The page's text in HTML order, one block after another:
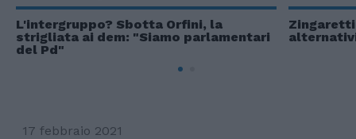
L'intergruppo? Sbotta Orfini, la
strigliata ai dem: "Siamo parlamentari
del Pd"
17 febbraio 2021